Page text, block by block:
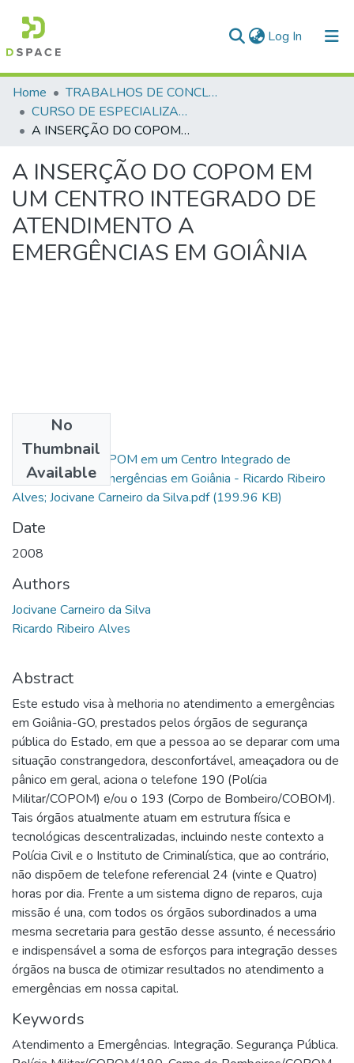
Log In (current)
Communities & Collections
All of DSpace
Home
TRABALHOS DE CONCLUSÃO DE CURSO - CEGESP (CURSO DE ESPECIALIZAÇÃO EM GERENCIAMENTO EM SEGURANÇA PÚBLICA)
CURSO DE ESPECIALIZAÇÃO EM GERENCIAMENTO EM SEGURANÇA PÚBLICA - CEGESP - 2006
A INSERÇÃO DO COPOM EM UM CENTRO INTEGRADO DE ATENDIMENTO A EMERGÊNCIAS EM GOIÂNIA
A INSERÇÃO DO COPOM EM
UM CENTRO INTEGRADO DE
ATENDIMENTO A
EMERGÊNCIAS EM GOIÂNIA
No
Thumbnail
Available
A Inserção do COPOM em um Centro Integrado de
Atendimento a Emergências em Goiânia - Ricardo Ribeiro
Alves; Jocivane Carneiro da Silva.pdf(199.96 KB)
Date
2008
Authors
Jocivane Carneiro da Silva
Ricardo Ribeiro Alves
Abstract
Este estudo visa à melhoria no atendimento a emergências
em Goiânia-GO, prestados pelos órgãos de segurança
pública do Estado, em que a pessoa ao se deparar com uma
situação constrangedora, desconfortável, ameaçadora ou de
pânico em geral, aciona o telefone 190 (Polícia
Militar/COPOM) e/ou o 193 (Corpo de Bombeiro/COBOM).
Tais órgãos atualmente atuam em estrutura física e
tecnológicas descentralizadas, incluindo neste contexto a
Polícia Civil e o Instituto de Criminalística, que ao contrário,
não dispõem de telefone referencial 24 (vinte e Quatro)
horas por dia. Frente a um sistema digno de reparos, cuja
missão é una, com todos os órgãos subordinados a uma
mesma secretaria para gestão desse assunto, é necessário
e indispensável a soma de esforços para integração desses
órgãos na busca de otimizar resultados no atendimento a
emergências em nossa capital.
Keywords
Atendimento a Emergências. Integração. Segurança Pública.